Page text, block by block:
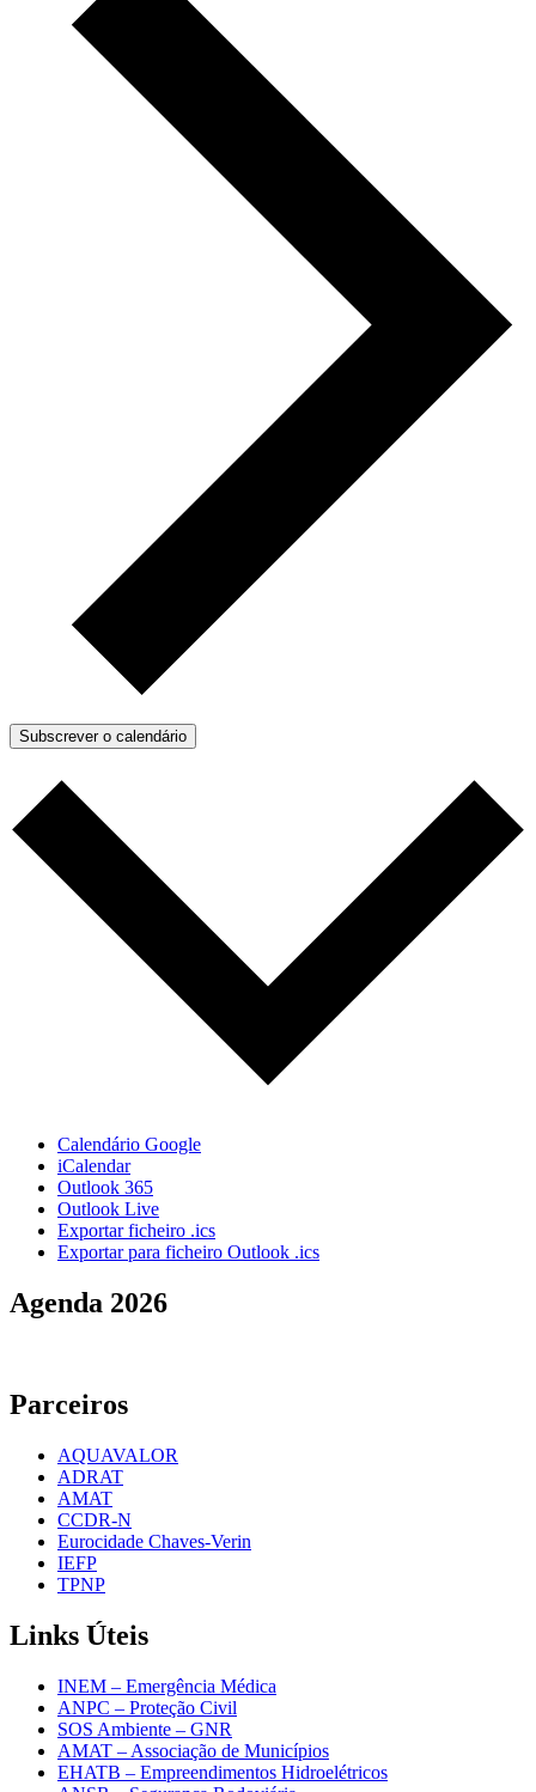
Subscrever o calendário
Calendário Google
iCalendar
Outlook 365
Outlook Live
Exportar ficheiro .ics
Exportar para ficheiro Outlook .ics
Agenda 2026
Parceiros
AQUAVALOR
ADRAT
AMAT
CCDR-N
Eurocidade Chaves-Verin
IEFP
TPNP
Links Úteis
INEM – Emergência Médica
ANPC – Proteção Civil
SOS Ambiente – GNR
AMAT – Associação de Municípios
EHATB – Empreendimentos Hidroelétricos